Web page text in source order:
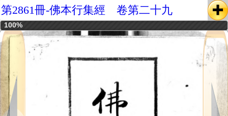
第2861冊-佛本行集經 卷第二十九
100%